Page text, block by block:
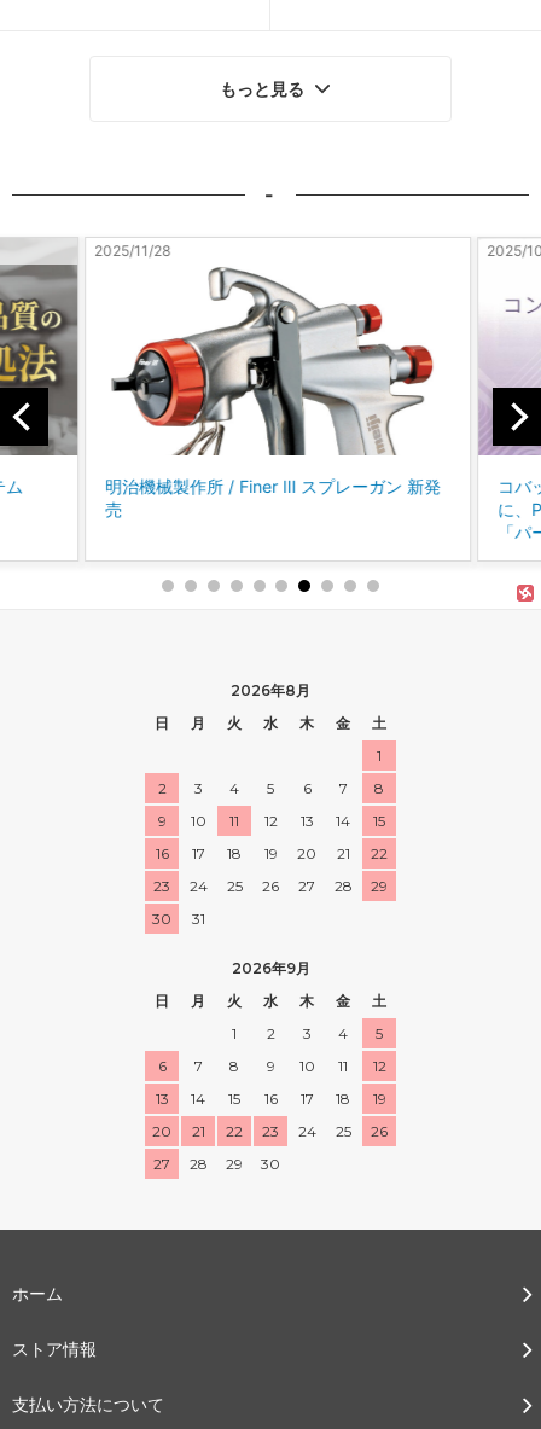
もっと見る
-
2025/11/28
明治機械製作所 / Finer Ⅲ スプレーガン 新発
売
2025/
コバ
に、
「パ
2026年8月
日
月 火 水 木 金
土
1
2
3 4 5 6 7
8
9
10 11 12 13 14
15
16
17 18 19 20 21
22
23
24 25 26 27 28
29
30
31
2026年9月
日
月 火 水 木 金
土
1
2 3 4
5
6
7 8 9 10 11
12
13
14 15 16 17 18
19
20
21 22 23 24 25
26
27
28 29 30
ホーム
ストア情報
支払い方法について